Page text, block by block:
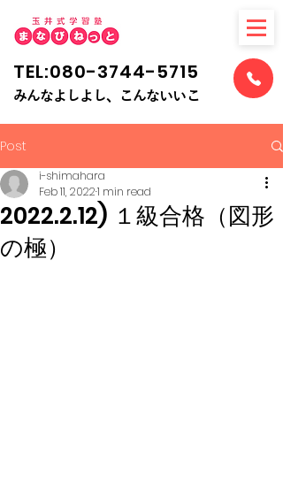
TEL:080-3744-5715
​みんなよしよし、こんないいこ
Post
2022.2.12) １級合格（図形
の極）
i-shimahara
Feb 11, 20221 min read